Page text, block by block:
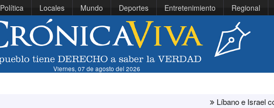
Política Locales Mundo Deportes Entretenimiento Regional
Viernes, 07 de agosto del 2026
Líbano e Israel concluyen "antes